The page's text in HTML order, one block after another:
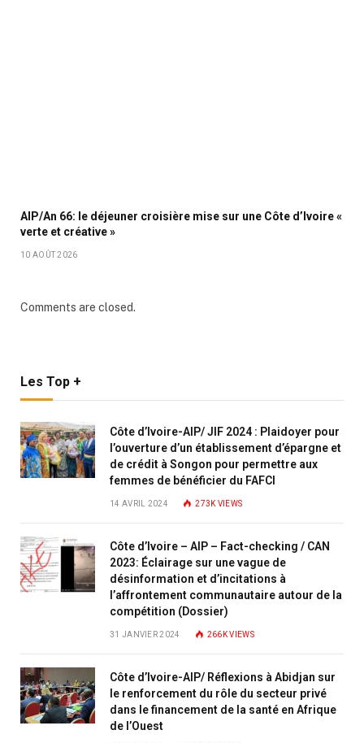
AIP/An 66: le déjeuner croisière mise sur une Côte d’Ivoire «
verte et créative »
10 AOÛT 2026
Comments are closed.
Les Top +
Côte d’Ivoire-AIP/ JIF 2024 : Plaidoyer pour
l’ouverture d’un établissement d’épargne et
de crédit à Songon pour permettre aux
femmes de bénéficier du FAFCI
14 AVRIL 2024 273K VIEWS
Côte d’Ivoire – AIP – Fact-checking / CAN
2023: Éclairage sur une vague de
désinformation et d’incitations à
l’affrontement communautaire autour de la
compétition (Dossier)
31 JANVIER 2024 266KVIEWS
Côte d’Ivoire-AIP/ Réflexions à Abidjan sur
le renforcement du rôle du secteur privé
dans le financement de la santé en Afrique
de l’Ouest